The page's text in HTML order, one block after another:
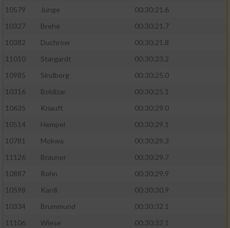
10579
Junge
00:30:21.6
10327
Brehe
00:30:21.7
10382
Duchrow
00:30:21.8
11010
Stargardt
00:30:23.2
10985
Sindberg
00:30:25.0
10316
Boldizar
00:30:25.1
10635
Knauft
00:30:29.0
10514
Hempel
00:30:29.1
10781
Mokwa
00:30:29.3
11126
Brauner
00:30:29.7
10887
Rohn
00:30:29.9
10598
Kardi
00:30:30.9
10334
Brummund
00:30:32.1
11106
Wiese
00:30:32.1